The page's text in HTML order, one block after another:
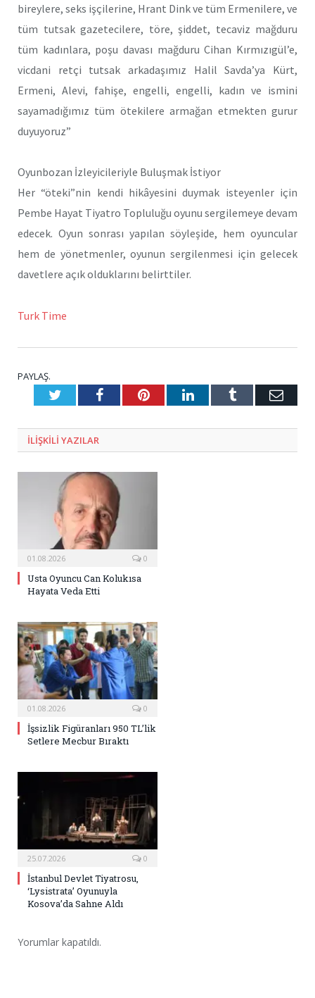
bireylere, seks işçilerine, Hrant Dink ve tüm Ermenilere, ve
tüm tutsak gazetecilere, töre, şiddet, tecaviz mağduru
tüm kadınlara, poşu davası mağduru Cihan Kırmızıgül’e,
vicdani retçi tutsak arkadaşımız Halil Savda’ya Kürt,
Ermeni, Alevi, fahişe, engelli, engelli, kadın ve ismini
sayamadığımız tüm ötekilere armağan etmekten gurur
duyuyoruz”
Oyunbozan İzleyicileriyle Buluşmak İstiyor
Her “öteki”nin kendi hikâyesini duymak isteyenler için
Pembe Hayat Tiyatro Topluluğu oyunu sergilemeye devam
edecek. Oyun sonrası yapılan söyleşide, hem oyuncular
hem de yönetmenler, oyunun sergilenmesi için gelecek
davetlere açık olduklarını belirttiler.
Turk Time
PAYLAŞ.
TwitterFacebookPinterestLinkedInTumblr E-
ILIŞKILI YAZILAR
01.08.2026 0
Usta Oyuncu Can Kolukısa
Hayata Veda Etti
01.08.2026 0
İşsizlik Figüranları 950 TL’lik
Setlere Mecbur Bıraktı
25.07.2026 0
İstanbul Devlet Tiyatrosu,
‘Lysistrata’ Oyunuyla
Kosova’da Sahne Aldı
Yorumlar kapatıldı.